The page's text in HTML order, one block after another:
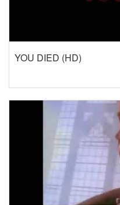
YOU DIED (HD)